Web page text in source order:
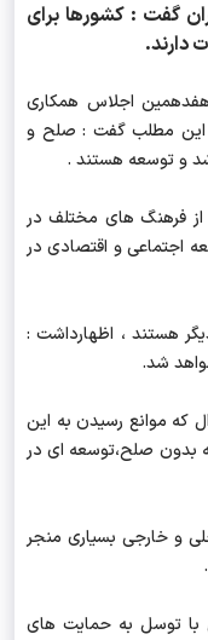
گفت : کشورها برای
دارند.
اجلاس همکاری
این مطلب گفت : صلح و
و توسعه هستند .
از فرهنگ های مختلف در
اجتماعی و اقتصادی در
هستند ، اظهارداشت :
شد.
که موانع رسیدن به این
بدون صلح،توسعه ای در
داخلی و خارجی بسیاری منجر
با توسل به حمایت های